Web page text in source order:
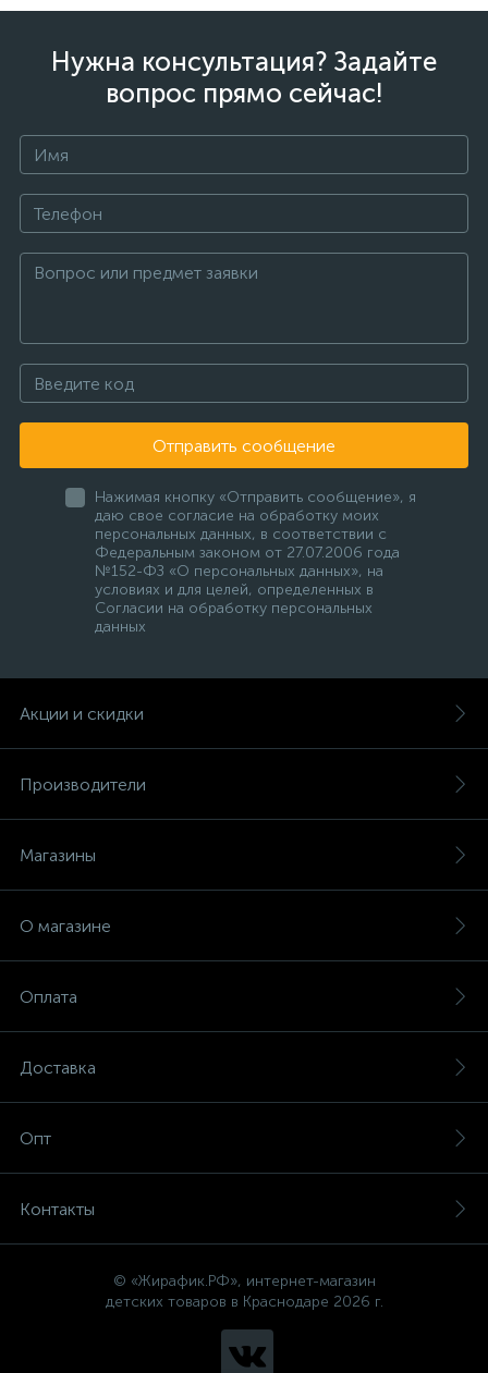
Нужна консультация? Задайте
вопрос прямо сейчас!
Отправить сообщение
Нажимая кнопку «Отправить сообщение», я
даю свое согласие на обработку моих
персональных данных, в соответствии с
Федеральным законом от 27.07.2006 года
№152-ФЗ «О персональных данных», на
условиях и для целей, определенных в
Согласии на обработку персональных
данных
Акции и скидки
Производители
Магазины
О магазине
Оплата
Доставка
Опт
Контакты
© «Жирафик.РФ», интернет-магазин
детских товаров в Краснодаре 2026 г.